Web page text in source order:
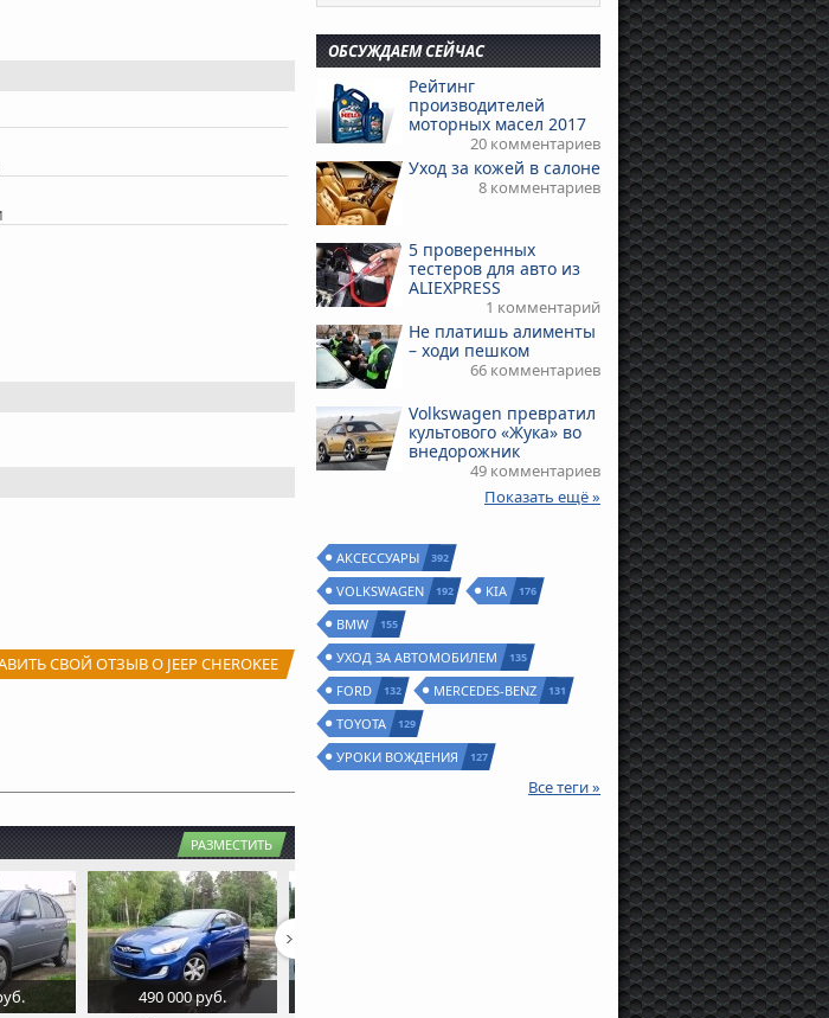
СВОЙ ОТЗЫВ О JEEP CHEROKEE
РАЗМЕСТИТЬ
490 000 руб.
520 000 руб.
575 000 руб.
ОБСУЖДАЕМ СЕЙЧАС
Рейтинг
производителей
моторных масел 2017
20 комментариев
Уход за кожей в салоне
8 комментариев
5 проверенных
тестеров для авто из
ALIEXPRESS
1 комментарий
Не платишь алименты
– ходи пешком
66 комментариев
Volkswagen превратил
культового «Жука» во
внедорожник
49 комментариев
Показать ещё »
АКСЕССУАРЫ 392
VOLKSWAGEN 192 KIA 176
BMW 155
УХОД ЗА АВТОМОБИЛЕМ 135
FORD 132 MERCEDES-BENZ 131
TOYOTA 129
УРОКИ ВОЖДЕНИЯ 127
Все теги »